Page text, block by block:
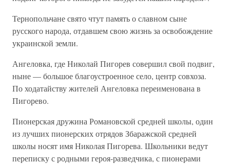
Тернопольчане свято чтут память о славном сыне
русского народа, отдавшем свою жизнь за освобождение
украинской земли.
Ангеловка, где Николай Пигорев совершил свой подвиг,
ныне — большое благоустроенное село, центр совхоза.
По ходатайству жителей Ангеловка переименована в
Пигорево.
Пионерская дружина Романовской средней школы, один
из лучших пионерских отрядов Збаражской средней
школы носят имя Николая Пигорева. Школьники ведут
переписку с родными героя-разведчика, с пионерами